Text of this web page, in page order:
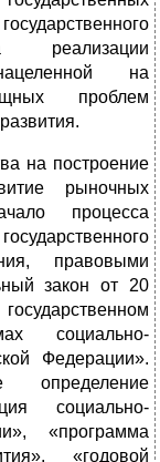
реализации
на
проблем
на построение
рыночных
процесса
правовыми
закон от 20
социально-
Федерации».
определение
социально-
«программа
«годовой